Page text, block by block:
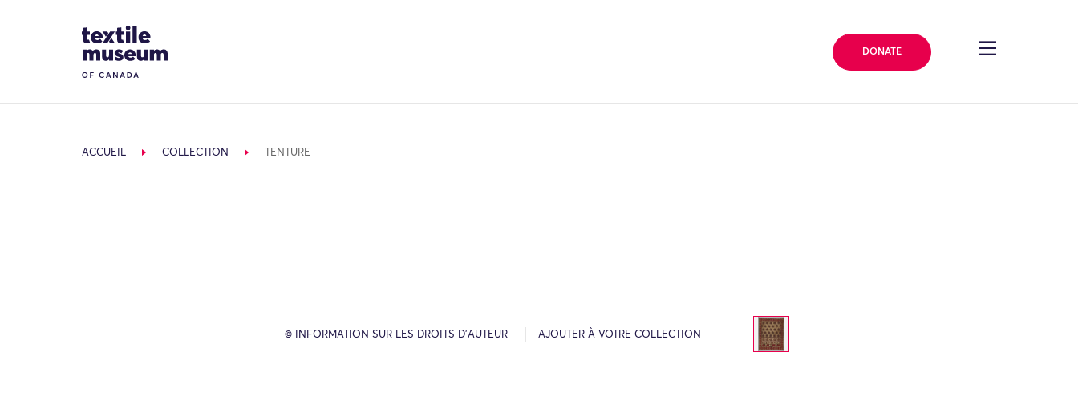
Site Logo
DONATE
ACCUEIL COLLECTION TENTURE
© INFORMATION SUR LES DROITS D’AUTEUR AJOUTER À VOTRE COLLECTION